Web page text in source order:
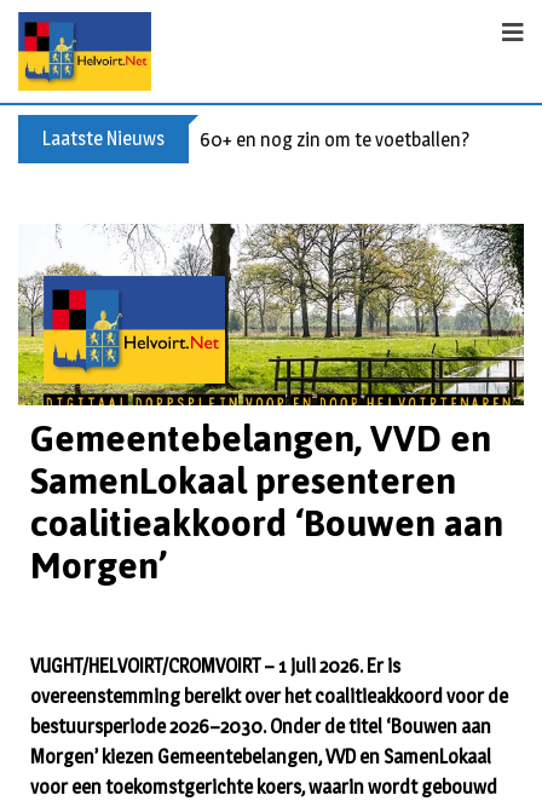
Laatste Nieuws Buxusplanten in brand in Biezenmortel,
Gemeentebelangen, VVD en
SamenLokaal presenteren
coalitieakkoord ‘Bouwen aan
Morgen’
VUGHT/HELVOIRT/CROMVOIRT – 1 juli 2026. Er is
overeenstemming bereikt over het coalitieakkoord voor de
bestuursperiode 2026–2030. Onder de titel ‘Bouwen aan
Morgen’ kiezen Gemeentebelangen, VVD en SamenLokaal
voor een toekomstgerichte koers, waarin wordt gebouwd